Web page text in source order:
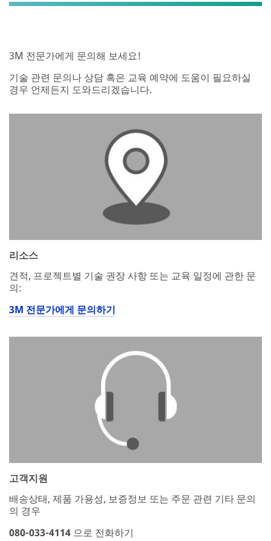
3M 전문가에게 문의해 보세요!
기술 관련 문의나 상담 혹은 교육 예약에 도움이 필요하실
경우 언제든지 도와드리겠습니다.
리소스
견적, 프로젝트별 기술 권장 사항 또는 교육 일정에 관한 문
의:
3M 전문가에게 문의하기
고객지원
배송상태, 제품 가용성, 보증정보 또는 주문 관련 기타 문의
의 경우
080-033-4114 으로 전화하기